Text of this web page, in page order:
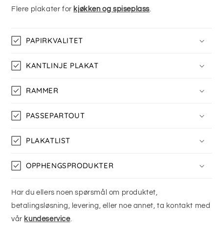
Flere plakater for kjøkken og spiseplass.
PAPIRKVALITET
KANTLINJE PLAKAT
RAMMER
PASSEPARTOUT
PLAKATLIST
OPPHENGSPRODUKTER
Har du ellers noen spørsmål om produktet,
betalingsløsning, levering, eller noe annet, ta kontakt med
vår kundeservice.